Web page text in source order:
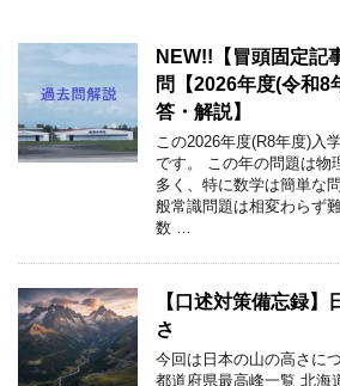
NEW!!【冒頭固定記
問【2026年度(令和
答・解説】
この2026年度(R8年度)入
です。 この年の問題は物
多く、特に数学は簡単な
般常識問題は相変わらず
数 …
【口述対策備忘録
さ
今回は日本の山の高さに
都道府県最高峰一覧 北海